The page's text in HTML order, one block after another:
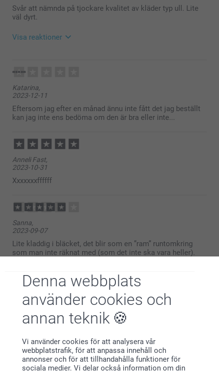
Denna webbplats
använder cookies och
annan teknik
Vi använder cookies för att analysera vår
webbplatstrafik, för att anpassa innehåll och
annonser och för att tillhandahålla funktioner för
sociala medier. Vi delar också information om din
Stämpla direkt på tyget
Vänta 8 timmar innan du tvättar plagget
Svår att nämnda på tjockare kvalitet av kläder typ ull. Lite
väl dyrt.
Visa reaktioner
Tack för ⭐️⭐⭐️⭐️! Vi är glada att ha dig som kund.
🩵-liga hälsningar
Pernilla @smartphoto
Katarina,
2023-12-11
Eftersom jag efter en månad ännu inte fått det jag beställt
kan jag inte ens bedöma om den är bra eller inte...
Anneli Fast,
2023-10-31
Xxxxxxxffffff
Sanna,
2023-09-07
Lite kladdig i bläcket, det blir som en ”ram” runtomkring
som man inte räknat med (som det inte ska vara heller).
pricy i jämförelse med andra fotopresenter som är mycket
prisvärda.
Relaterade produkter
2 varianter
Från 139,00
stryklappar
209,00